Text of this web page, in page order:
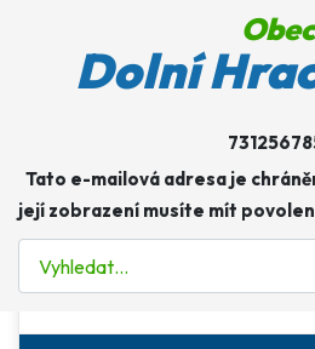
Obec
Dolní
Tato e-mailová adresa je
její zobrazení musíte mít
Obec
Více o: Úřad
Úřední deska
E-podatelna